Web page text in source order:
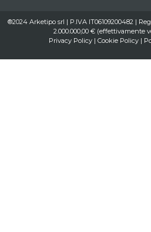
®2024 Arketipo srl | P.IVA IT06109200482 |
2.000.000,00 € (effettivamente
Privacy Policy| Cookie Policy|